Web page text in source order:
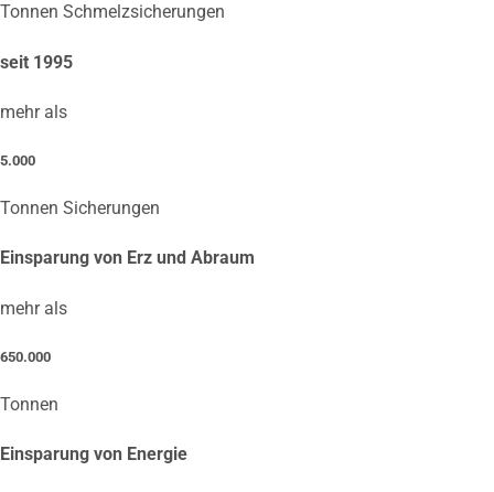
Tonnen Schmelzsicherungen
seit 1995
mehr als
5.000
Tonnen Sicherungen
Einsparung von Erz und Abraum
mehr als
650.000
Tonnen
Einsparung von Energie